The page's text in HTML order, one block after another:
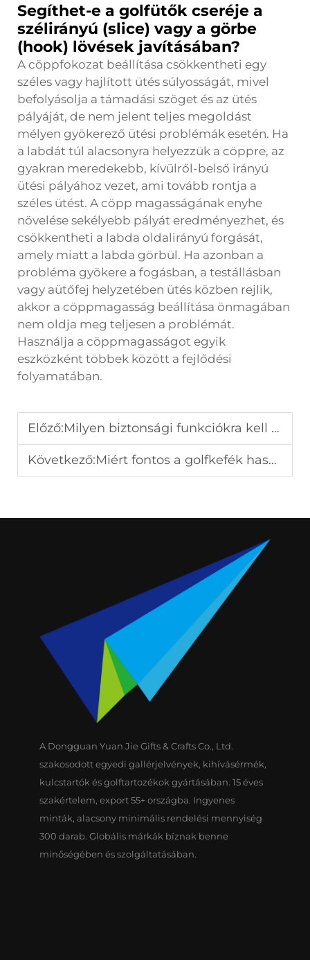
Segíthet-e a golfütők cseréje a
szélirányú (slice) vagy a görbe
(hook) lövések javításában?
A cöppfokozat beállítása csökkentheti egy
széles vagy hajlított ütés súlyosságát, mivel
befolyásolja a támadási szöget és az ütés
pályáját, de nem jelent teljes megoldást
mélyen gyökerező ütési problémák esetén. Ha
a labdát túl alacsonyra helyezzük a cöppre, az
gyakran meredekebb, kívülről-belső irányú
ütési pályához vezet, ami tovább rontja a
széles ütést. A cöpp magasságának enyhe
növelése sekélyebb pályát eredményezhet, és
csökkentheti a labda oldalirányú forgását,
amely miatt a labda görbül. Ha azonban a
probléma gyökere a fogásban, a testállásban
vagy aütőfej helyzetében ütés közben rejlik,
akkor a cöppmagasság beállítása önmagában
nem oldja meg teljesen a problémát.
Használja a cöppmagasságot egyik
eszközként többek között a fejlődési
folyamatában.
Előző:Milyen biztonsági funkciókra kell figyelni a lyukasztó eszközök kiválasztásakor?
Következő:Miért fontos a golfkefék használata a ütők karbantartásához?
A Dongguan Yuan Jie Gifts & Crafts Co., Ltd.
szakosodott egyedi gallérjelvények, kihívásérmék,
kulcstartók és golftartozékok gyártásában. 15 éves
szakértelem, export 55+ országba. Ingyenes
minták, alacsony minimális rendelési mennyiség
300 darab. Globális márkák bíznak benne
minőségében és szolgáltatásában.